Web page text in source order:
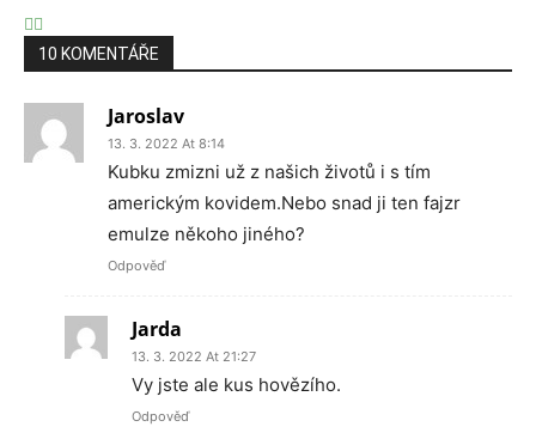
10 KOMENTÁŘE
Jaroslav
13. 3. 2022 At 8:14
Kubku zmizni už z našich životů i s tím
americkým kovidem.Nebo snad ji ten fajzr
emulze někoho jiného?
Odpověď
Jarda
13. 3. 2022 At 21:27
Vy jste ale kus hovězího.
Odpověď